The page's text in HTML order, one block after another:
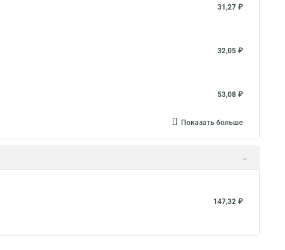
31,27 ₽
32,05 ₽
53,08 ₽
Показать больше
147,32 ₽